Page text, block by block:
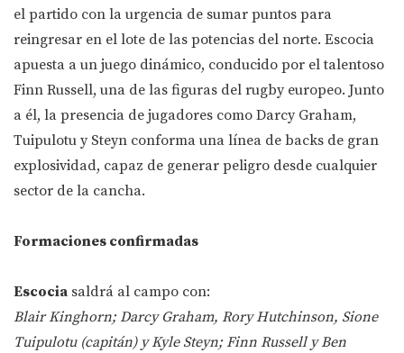
el partido con la urgencia de sumar puntos para
reingresar en el lote de las potencias del norte. Escocia
apuesta a un juego dinámico, conducido por el talentoso
Finn Russell, una de las figuras del rugby europeo. Junto
a él, la presencia de jugadores como Darcy Graham,
Tuipulotu y Steyn conforma una línea de backs de gran
explosividad, capaz de generar peligro desde cualquier
sector de la cancha.
Formaciones confirmadas
Escocia saldrá al campo con:
Blair Kinghorn; Darcy Graham, Rory Hutchinson, Sione
Tuipulotu (capitán) y Kyle Steyn; Finn Russell y Ben